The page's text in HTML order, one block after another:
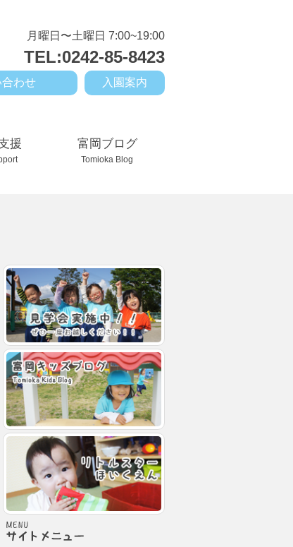
月曜日〜土曜日 7:00~19:00
TEL:0242-85-8423
入園案内
わせ
援 富岡ブログ
Tomioka Blog